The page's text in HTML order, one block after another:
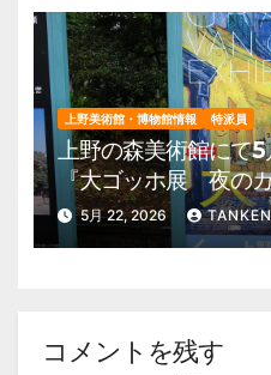
上野美術館・博物館情報 特派員
上野の森美術館にて
『大ゴッホ展 夜の
催。 上野公園 美術
報他
5月 22, 2026
コメントを残す